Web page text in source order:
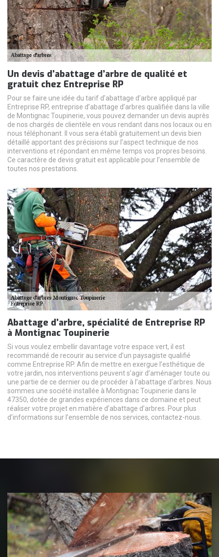
Un devis d’abattage d’arbre de qualité et
gratuit chez Entreprise RP
Pour se faire une idée du tarif d’abattage d’arbre appliqué par
Entreprise RP, entreprise d’abattage d’arbres qualifiée dans la ville
de Montignac Toupinerie, vous pouvez demander un devis auprès
de nos chargés de clientèle en vous rendant dans nos locaux ou en
nous téléphonant. Il vous sera établi gratuitement un devis bien
détaillé apportant des précisions sur l’aspect technique de nos
interventions et répondant en même temps vos propres besoins.
Ce caractère de devis gratuit est applicable pour l’ensemble de
toutes nos prestations.
Abattage d’arbre, spécialité de Entreprise RP
à Montignac Toupinerie
Si vous voulez embellir davantage votre espace vert, il est
recommandé de recourir au service d’un paysagiste qualifié
comme Entreprise RP. Afin de mettre en exergue l’esthétique de
votre jardin, nos interventions peuvent s’agir d’aménager toute ou
une partie de ce dernier ou de procéder à l’abattage d’arbres. Nous
sommes une société installée à Montignac Toupinerie dans le
47350, dotée de grandes expériences dans ce domaine et peut
réaliser votre projet en matière d’abattage d’arbres. Pour plus
d’informations sur l’ensemble de nos services, contactez-nous.